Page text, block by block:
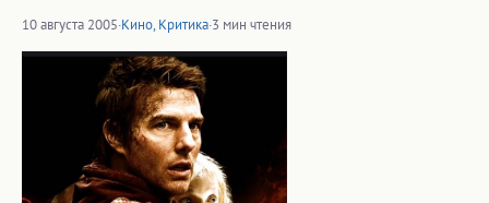
10 августа 2005·Кино, Критика·3 мин чтения